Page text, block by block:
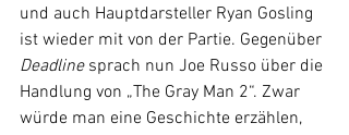
und auch Hauptdarsteller Ryan Gosling
ist wieder mit von der Partie. Gegenüber
Deadline sprach nun Joe Russo über die
Handlung von „The Gray Man 2“. Zwar
würde man eine Geschichte erzählen,